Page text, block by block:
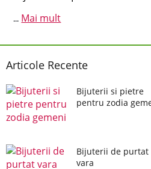
... Mai mult
Articole Recente
Bijuterii si pietre
pentru zodia
Bijuterii de purtat
vara